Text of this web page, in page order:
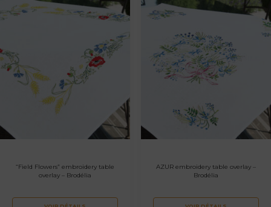
“Field Flowers” embroidery table
overlay – Brodélia
AZUR embroidery table overlay –
Brodélia